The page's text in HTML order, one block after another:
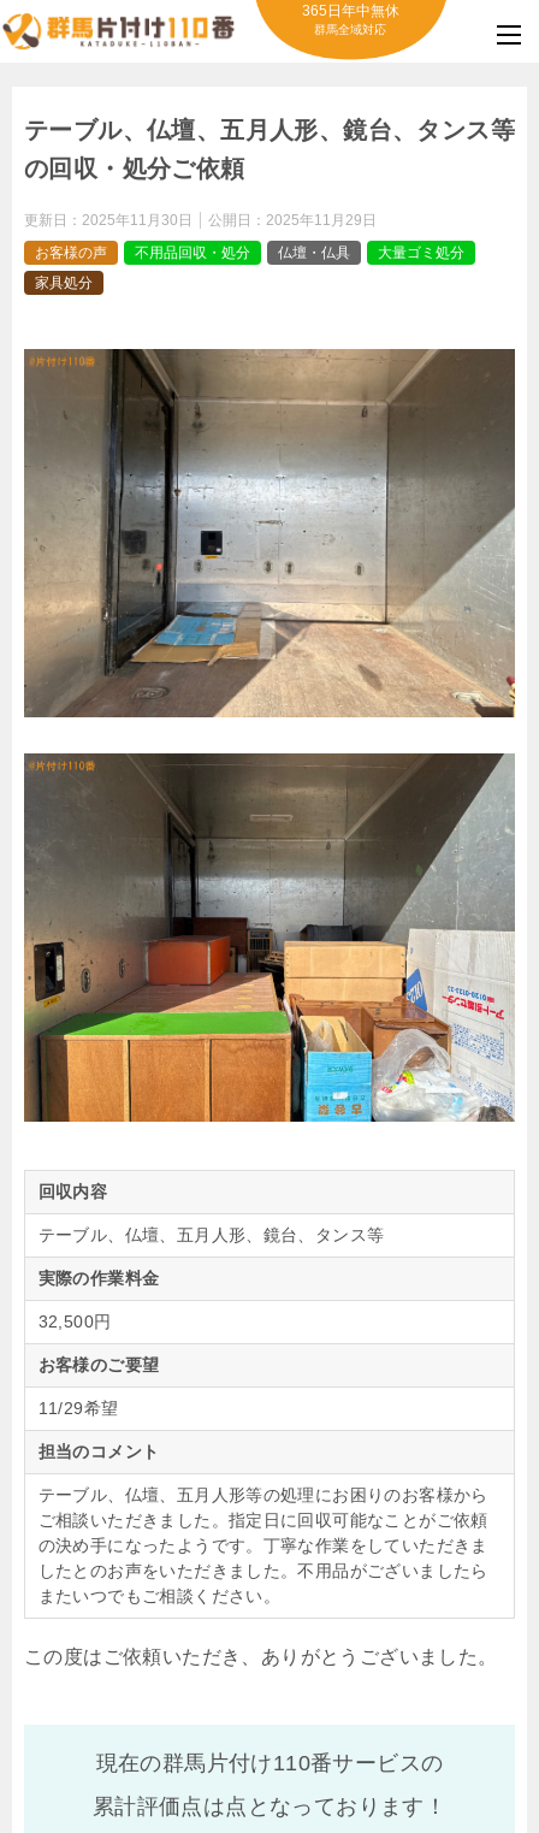
365日年中無休
群馬全域対応
テーブル、仏壇、五月人形、鏡台、タンス等
の回収・処分ご依頼
更新日： 2025年11月30日 公開日： 2025年11月29日
お客様の声
不用品回収・処分 仏壇・仏具
大量ゴミ処分
家具処分
回収内容
テーブル、仏壇、五月人形、鏡台、タンス等
実際の作業料金
32,500円
お客様のご要望
11/29希望
担当のコメント
テーブル、仏壇、五月人形等の処理にお困りのお客様から
ご相談いただきました。指定日に回収可能なことがご依頼
の決め手になったようです。丁寧な作業をしていただきま
したとのお声をいただきました。不用品がございましたら
またいつでもご相談ください。
この度はご依頼いただき、ありがとうございました。
現在の群馬片付け110番サービスの
累計評価点は点となっております！